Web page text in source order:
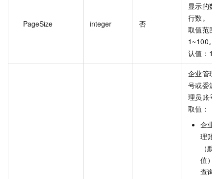
PageSize integer 否
显示的数
行数。
取值范围
1~100。
认值：10
企业管理
号或委派
理员账号
取值：
企业
理账
（默
值）
查询